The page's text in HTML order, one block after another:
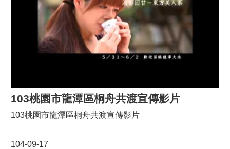
103桃園市龍潭區桐舟共渡宣傳影片
104-09-17
103桃園市龍潭區桐舟共渡宣傳影片